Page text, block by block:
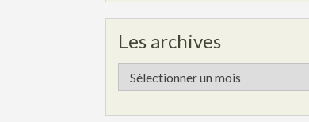
Les archives
Les
archives